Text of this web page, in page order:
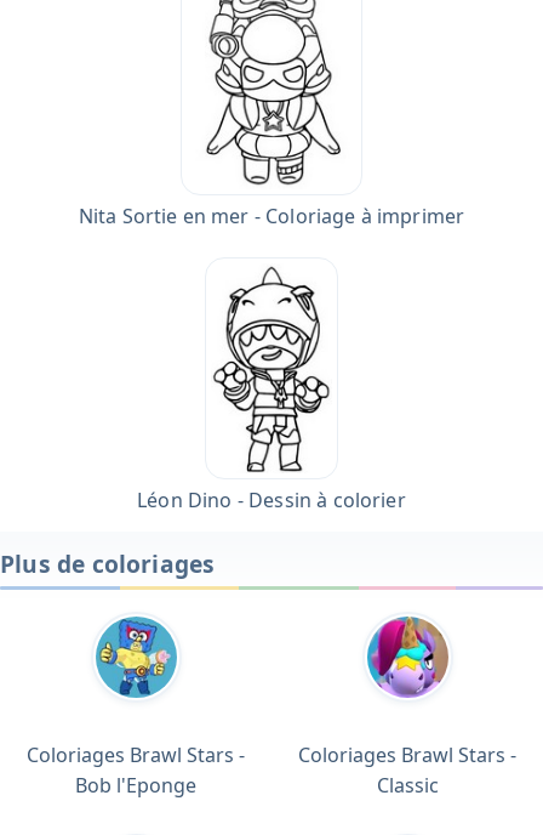
Nita Sortie en mer - Coloriage à imprimer
Léon Dino - Dessin à colorier
Plus de coloriages
Coloriages Brawl Stars -
Bob l'Eponge
Coloriages Brawl Stars -
Classic